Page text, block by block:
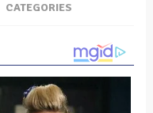
CATEGORIES